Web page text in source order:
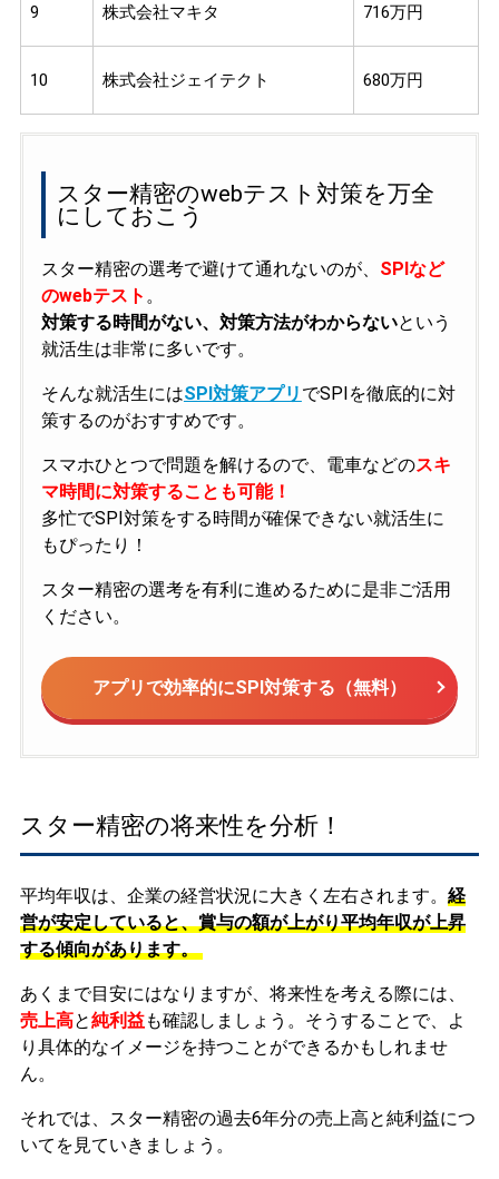
9 株式会社マキタ 716万円
10 株式会社ジェイテクト 680万円
スター精密のwebテスト対策を万全
にしておこう
スター精密の選考で避けて通れないのが、 SPIなど
のwebテスト 。
対策する時間がない、対策方法がわからないという
就活生は非常に多いです。
そんな就活生にはSPI対策アプリ でSPIを徹底的に対
策するのがおすすめです。
スマホひとつで問題を解けるので、電車などのスキ
マ時間に対策することも可能！
多忙でSPI対策をする時間が確保できない就活生に
もぴったり！
スター精密の選考を有利に進めるために是非ご活用
ください。
アプリで効率的にSPI対策する（無料）
スター精密の将来性を分析！
平均年収は、企業の経営状況に大きく左右されます。 経
営が安定していると、賞与の額が上がり平均年収が上昇
する傾向があります。
あくまで目安にはなりますが、将来性を考える際には、
売上高と純利益も確認しましょう。そうすることで、よ
り具体的なイメージを持つことができるかもしれませ
ん。
それでは、スター精密の過去6年分の売上高と純利益につ
いてを見ていきましょう。